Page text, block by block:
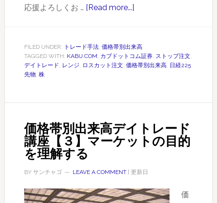
だ
応援よろしくお … [Read more...]
帯
別
出
イ
レ
ド
座
FILED UNDER: トレード手法, 価格帯別出来高
TAGGED WITH: KABU.COM, カブドットコム証券, ストップ注文,
デイトレード, レンジ, ロスカット注文, 価格帯別出来高, 日経225
先物, 株
価格帯別出来高デイトレード
講座【３】マーケットの目的
を理解する
BY サンチャゴ LEAVE A COMMENT| 更新日
価